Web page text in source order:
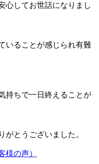
心してお世話になりまし
いることが感じられ有難
持ちで一日終えることが
とうございました。